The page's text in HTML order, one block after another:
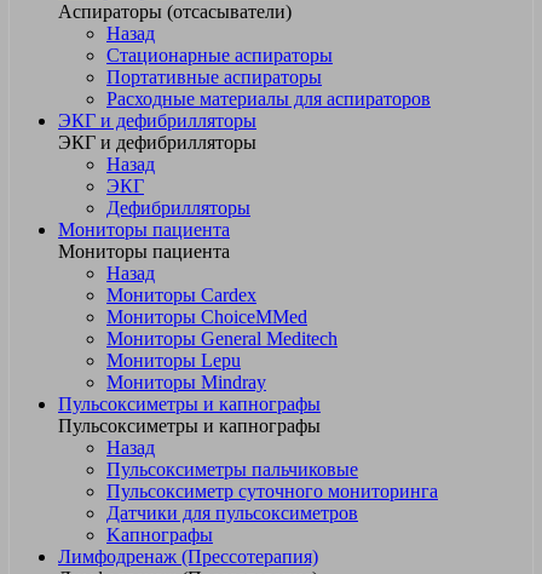
Аспираторы (отсасыватели)
Назад
Стационарные аспираторы
Портативные аспираторы
Расходные материалы для аспираторов
ЭКГ и дефибрилляторы
ЭКГ и дефибрилляторы
Назад
ЭКГ
Дефибрилляторы
Мониторы пациента
Мониторы пациента
Назад
Мониторы Cardex
Мониторы ChoiceMMed
Мониторы General Meditech
Мониторы Lepu
Мониторы Mindray
Пульсоксиметры и капнографы
Пульсоксиметры и капнографы
Назад
Пульсоксиметры пальчиковые
Пульсоксиметр суточного мониторинга
Датчики для пульсоксиметров
Kапнографы
Лимфодренаж (Прессотерапия)